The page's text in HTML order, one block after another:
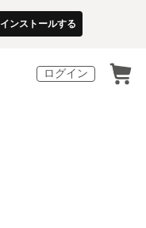
インストールする
ログイン